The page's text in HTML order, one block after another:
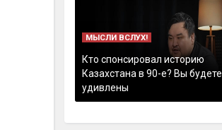
МЫСЛИ ВСЛУХ!
Кто спонсировал историю
Казахстана в 90-е? Вы будете
удивлены